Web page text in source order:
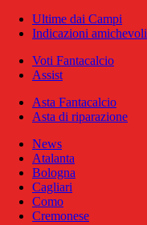
Ultime dai Campi
Indicazioni amichevoli
Voti Fantacalcio
Assist
Asta Fantacalcio
Asta di riparazione
News
Atalanta
Bologna
Cagliari
Como
Cremonese